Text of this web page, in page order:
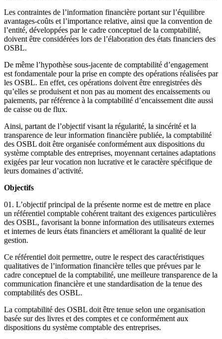
Les contraintes de l’information financière portant sur l’équilibre
avantages-coûts et l’importance relative, ainsi que la convention de
l’entité, développées par le cadre conceptuel de la comptabilité,
doivent être considérées lors de l’élaboration des états financiers des
OSBL.
De même l’hypothèse sous-jacente de comptabilité d’engagement
est fondamentale pour la prise en compte des opérations réalisées par
les OSBL. En effet, ces opérations doivent être enregistrées dès
qu’elles se produisent et non pas au moment des encaissements ou
paiements, par référence à la comptabilité d’encaissement dite aussi
de caisse ou de flux.
Ainsi, partant de l’objectif visant la régularité, la sincérité et la
transparence de leur information financière publiée, la comptabilité
des OSBL doit être organisée conformément aux dispositions du
système comptable des entreprises, moyennant certaines adaptations
exigées par leur vocation non lucrative et le caractère spécifique de
leurs domaines d’activité.
Objectifs
01. L’objectif principal de la présente norme est de mettre en place
un référentiel comptable cohérent traitant des exigences particulières
des OSBL, favorisant la bonne information des utilisateurs externes
et internes de leurs états financiers et améliorant la qualité de leur
gestion.
Ce référentiel doit permettre, outre le respect des caractéristiques
qualitatives de l’information financière telles que prévues par le
cadre conceptuel de la comptabilité, une meilleure transparence de la
communication financière et une standardisation de la tenue des
comptabilités des OSBL.
La comptabilité des OSBL doit être tenue selon une organisation
basée sur des livres et des comptes et ce conformément aux
dispositions du système comptable des entreprises.